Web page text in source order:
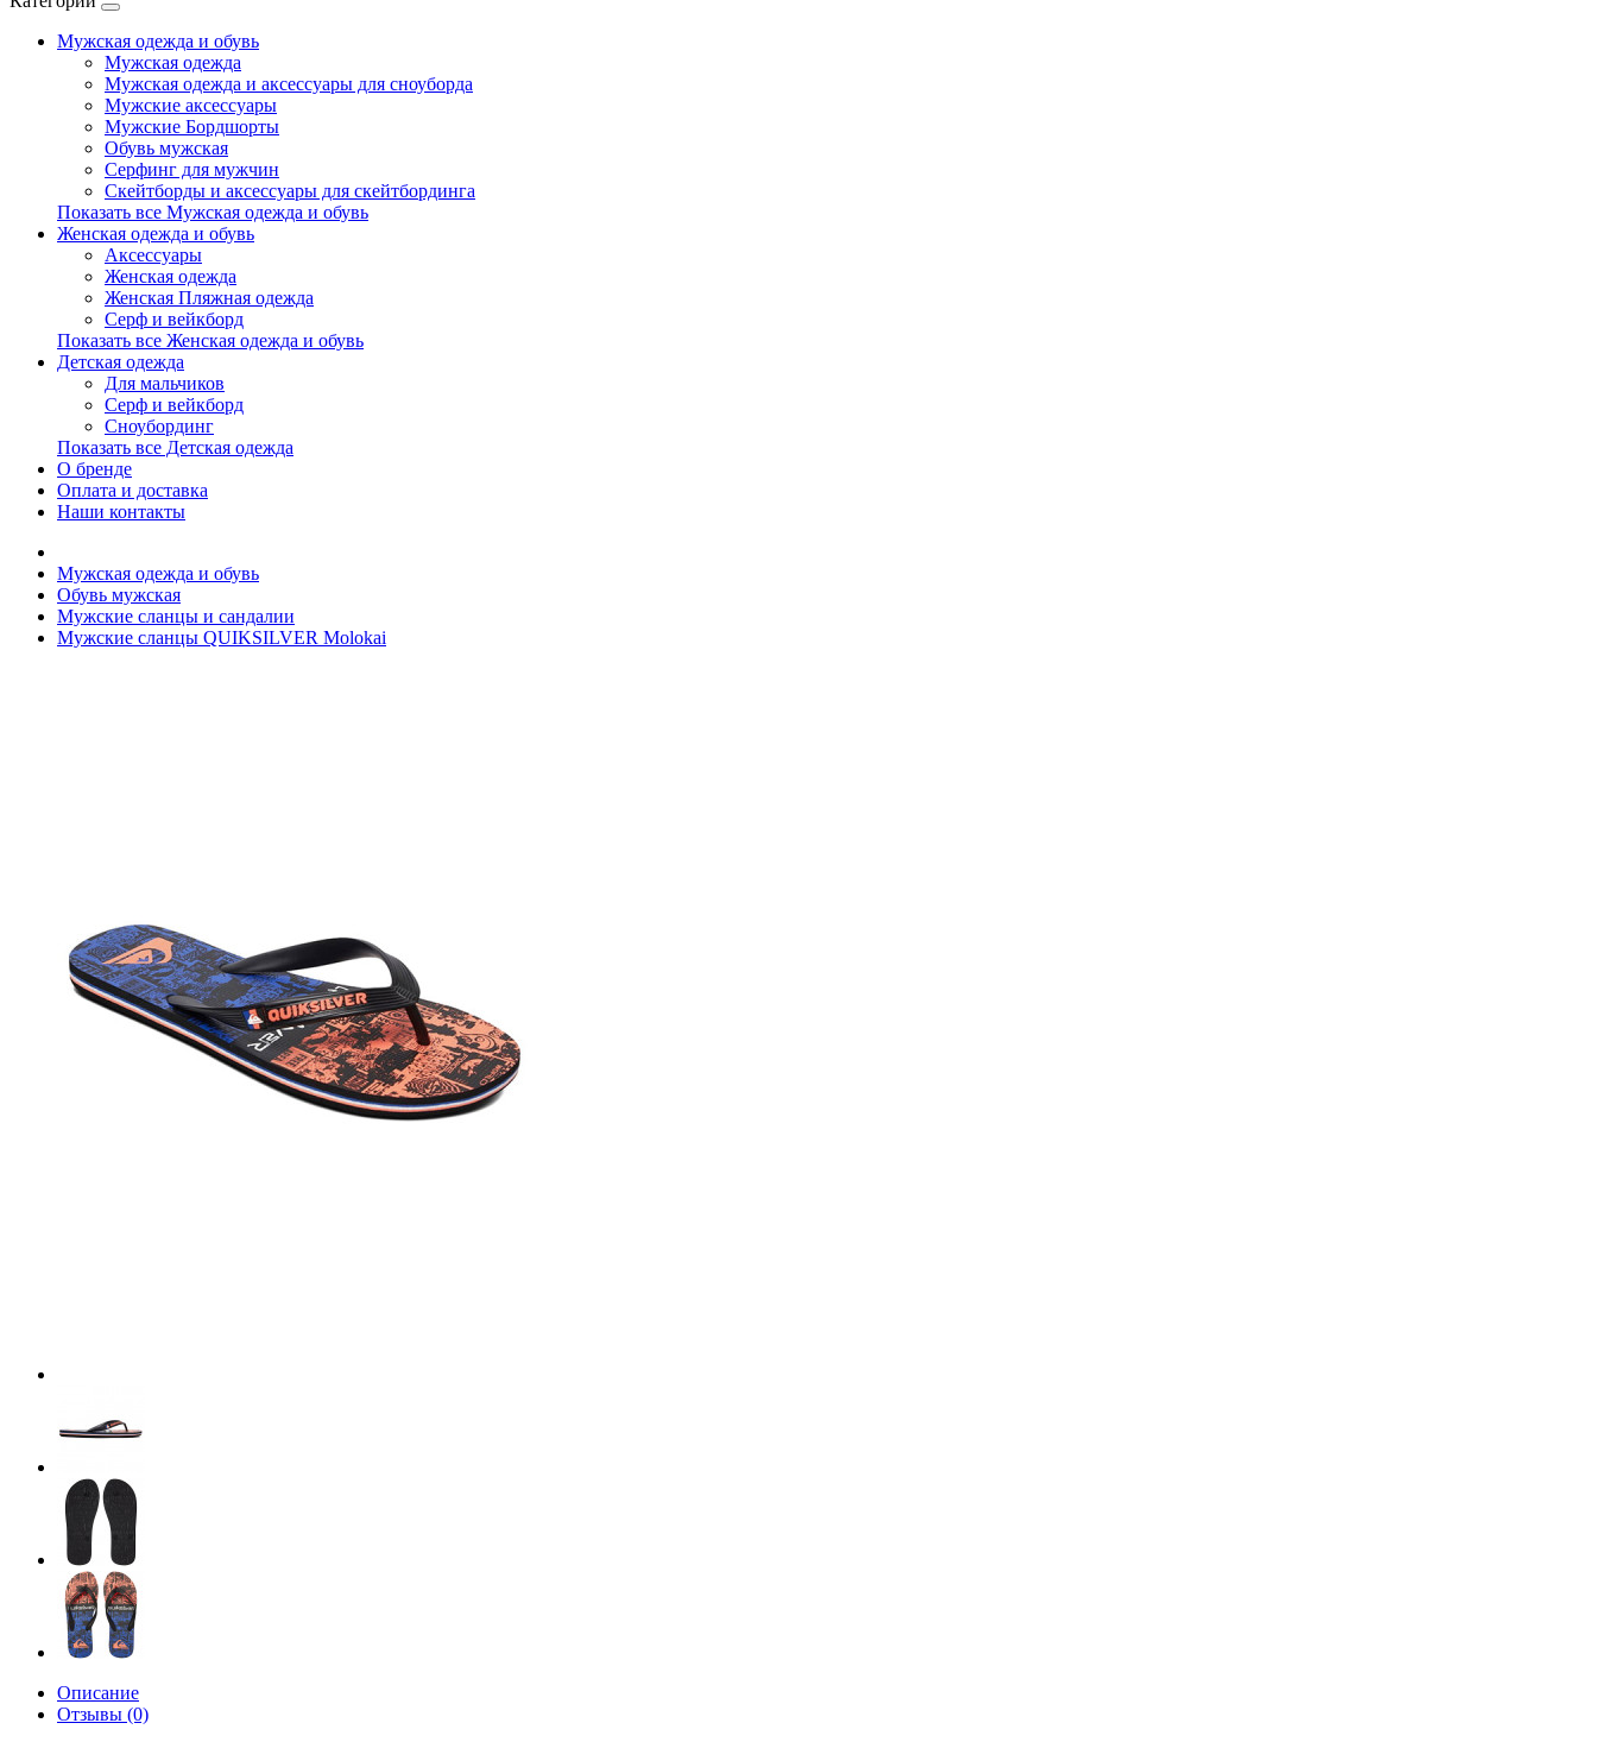
Мужская одежда и обувь
Мужская одежда
Мужская одежда и аксессуары для сноуборда
Мужские аксессуары
Мужские Бордшорты
Обувь мужская
Серфинг для мужчин
Скейтборды и аксессуары для скейтбординга
Показать все Мужская одежда и обувь
Женская одежда и обувь
Аксессуары
Женская одежда
Женская Пляжная одежда
Серф и вейкборд
Показать все Женская одежда и обувь
Детская одежда
Для мальчиков
Серф и вейкборд
Сноубординг
Показать все Детская одежда
О бренде
Оплата и доставка
Наши контакты
Мужская одежда и обувь
Обувь мужская
Мужские сланцы и сандалии
Мужские сланцы QUIKSILVER Molokai
Описание
Отзывы (0)